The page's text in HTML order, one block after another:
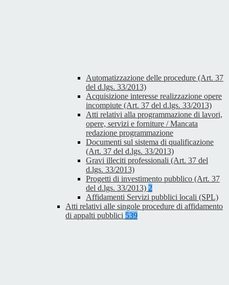
Automatizzazione delle procedure (Art. 37
del d.lgs. 33/2013)
Acquisizione interesse realizzazione opere
incompiute (Art. 37 del d.lgs. 33/2013)
Atti relativi alla programmazione di lavori,
opere, servizi e forniture / Mancata
redazione programmazione
Documenti sul sistema di qualificazione
(Art. 37 del d.lgs. 33/2013)
Gravi illeciti professionali (Art. 37 del
d.lgs. 33/2013)
Progetti di investimento pubblico (Art. 37
del d.lgs. 33/2013) 2
Affidamenti Servizi pubblici locali (SPL)
Atti relativi alle singole procedure di affidamento
di appalti pubblici 539